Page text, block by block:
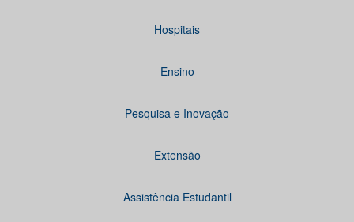
Hospitais
Ensino
Pesquisa e Inovação
Extensão
Assistência Estudantil